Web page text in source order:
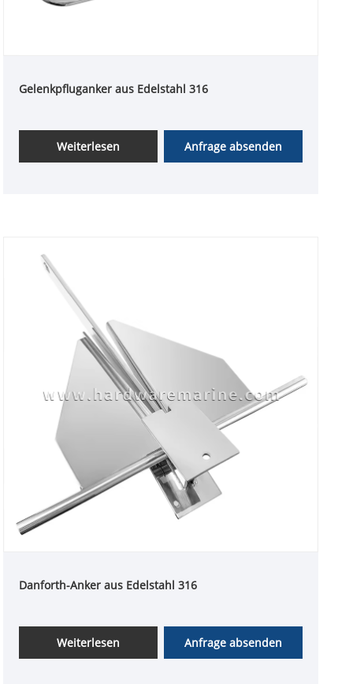
Gelenkpfluganker aus Edelstahl 316
Weiterlesen Anfrage absenden
Danforth-Anker aus Edelstahl 316
Weiterlesen Anfrage absenden